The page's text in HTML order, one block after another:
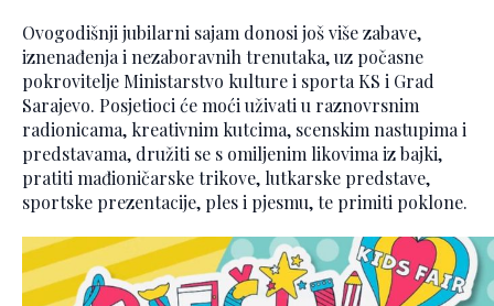
Ovogodišnji jubilarni sajam donosi još više zabave,
iznenađenja i nezaboravnih trenutaka, uz počasne
pokrovitelje Ministarstvo kulture i sporta KS i Grad
Sarajevo. Posjetioci će moći uživati u raznovrsnim
radionicama, kreativnim kutcima, scenskim nastupima i
predstavama, družiti se s omiljenim likovima iz bajki,
pratiti mađioničarske trikove, lutkarske predstave,
sportske prezentacije, ples i pjesmu, te primiti poklone.